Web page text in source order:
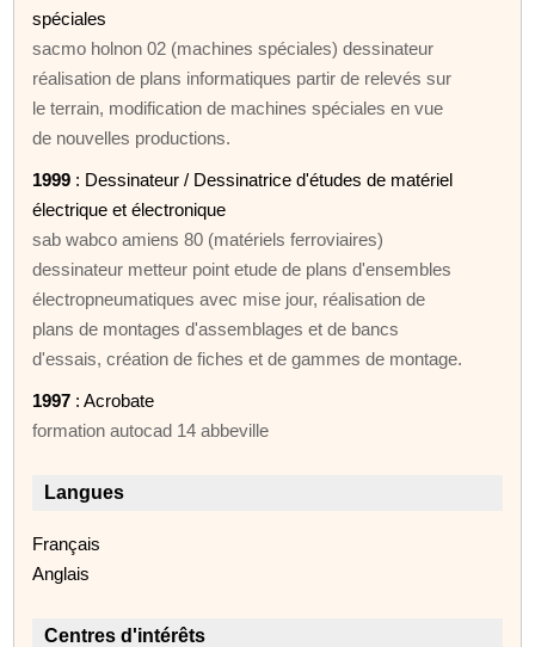
spéciales
sacmo holnon 02 (machines spéciales) dessinateur
réalisation de plans informatiques partir de relevés sur
le terrain, modification de machines spéciales en vue
de nouvelles productions.
1999 : Dessinateur / Dessinatrice d'études de matériel
électrique et électronique
sab wabco amiens 80 (matériels ferroviaires)
dessinateur metteur point etude de plans d'ensembles
électropneumatiques avec mise jour, réalisation de
plans de montages d'assemblages et de bancs
d'essais, création de fiches et de gammes de montage.
1997 : Acrobate
formation autocad 14 abbeville
Langues
Français
Anglais
Centres d'intérêts